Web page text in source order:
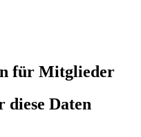
für Mitglieder
diese Daten